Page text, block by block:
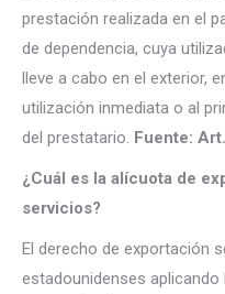
prestación realizada en el
de dependencia, cuya
lleve a cabo en el exterior,
utilización inmediata o al
del prestatario. Fuente:
¿Cuál es la alícuota de
servicios?
El derecho de exportación
estadounidenses aplicando